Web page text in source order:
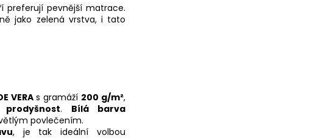
pevnější matrace.
jako zelená vrstva, i tato
VERAs gramáží 200 g/m²,
. Bílá barva
povlečením.
, je tak ideální volbou